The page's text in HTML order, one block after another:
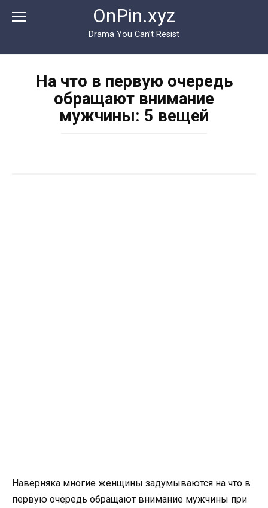
OnPin.xyz
Drama You Can’t Resist
На что в первую очередь
обращают внимание
мужчины: 5 вещей
Наверняка многие женщины задумываются на что в
первую очередь обращают внимание мужчины при